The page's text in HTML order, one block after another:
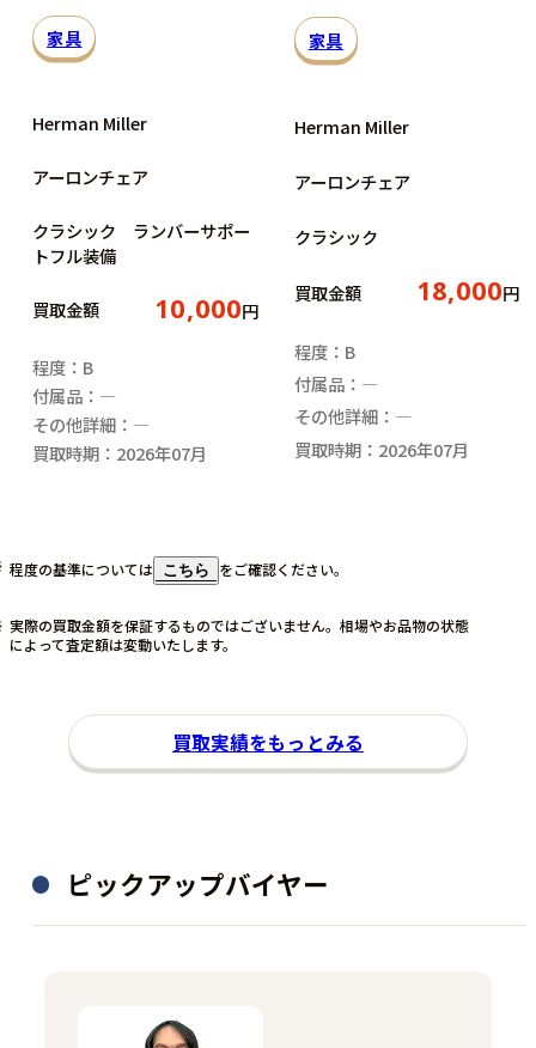
家具
Herman Miller
アーロンチェア
クラシック ランバーサポー
トフル装備
買取金額 10,000円
程度：B
付属品：―
その他詳細：―
買取時期：2026年07月
家具
Herman Miller
アーロンチェア
クラシック
買取金額 18,000円
程度：B
付属品：―
その他詳細：―
買取時期：2026年07月
程度の基準については こちら をご確認ください。
実際の買取金額を保証するものではございません。相場やお品物の状態
によって査定額は変動いたします。
買取実績をもっとみる
ピックアップバイヤー